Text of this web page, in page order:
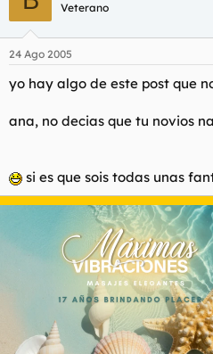
Veterano
24 Ago 2005
yo hay algo de este post que
ana, no decias que tu novios
si es que sois todas unas